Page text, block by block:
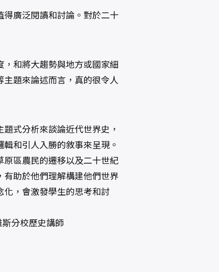
廣泛閱讀和討論。對於二十
和將大趨勢與地方或國家細
題來論述而言，真的很令人
式分析來談論近代世界史，
和引人入勝的敘事來呈現。
區農民的遷移以及二十世紀
助於他們理解構建他們世界
，會激發學生的思考和討
分校歷史講師